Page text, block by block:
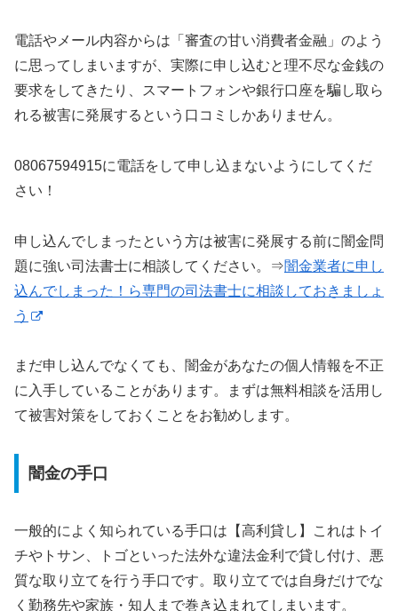
電話やメール内容からは「審査の甘い消費者金融」のよう
に思ってしまいますが、実際に申し込むと理不尽な金銭の
要求をしてきたり、スマートフォンや銀行口座を騙し取ら
れる被害に発展するという口コミしかありません。
08067594915に電話をして申し込まないようにしてくだ
さい！
申し込んでしまったという方は被害に発展する前に闇金問
題に強い司法書士に相談してください。⇒闇金業者に申し
込んでしまった！ら専門の司法書士に相談しておきましょ
う
まだ申し込んでなくても、闇金があなたの個人情報を不正
に入手していることがあります。まずは無料相談を活用し
て被害対策をしておくことをお勧めします。
闇金の手口
一般的によく知られている手口は【高利貸し】これはトイ
チやトサン、トゴといった法外な違法金利で貸し付け、悪
質な取り立てを行う手口です。取り立てでは自身だけでな
く勤務先や家族・知人まで巻き込まれてしまいます。